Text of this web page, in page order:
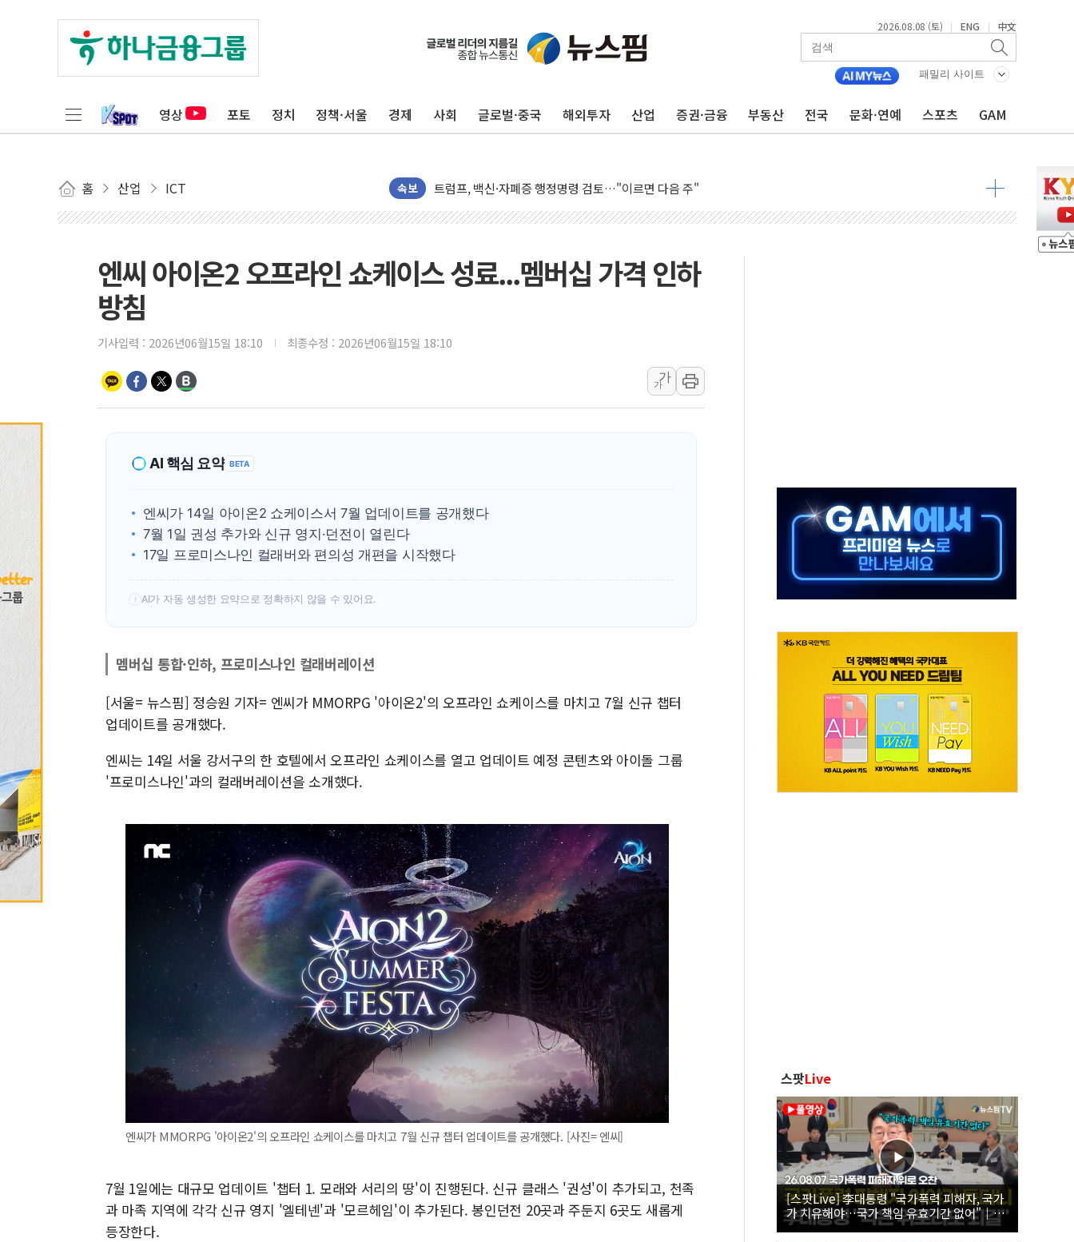
2026.08.08 (토) | ENG | 中文
패밀리 사이트
영상 포토 정치 정책·서울 경제 사회 글로벌·중국 해외투자 산업 증권·금융 부동산 전국 문화·연예 스포츠 GAM
홈 산업 ICT 속보
유럽증시, 美 고용 예상 밖 부진에 연준 금리 인상 가능성 낮아지며 상승… STOXX 600 지수는 나흘 연속 최고치
미 연준 매파 기세 꺾이나…고용 감소에 9월 동결 전망 우세
美 항소법원, 백악관 무도회장 공사 중단 명령…트럼프 제동
이란 핵심 원유 수출항 '하르그섬', 최근 1주일 이상 '올스톱'… 美 해상봉쇄 영향
[AI MY 뉴스] 뉴욕 반도체주 프리뷰...美 고용 쇼크에 반도체주 '활짝'
[사진] 이슬람 수니파 3개국, 공동방위협정 체결
뉴욕증시 개장 전 특징주...아틀라시안·클라우드플레어·태양광주↑ VS 트레이드데스크·웬디스↓
보훈부, 미 DPAA와 MOU… "6·25 미군 실종자 7359명 끝까지 찾겠다"
특정 정치인 측근 포항시 정책특보 내정설...포항시 '시끌'
李 대통령, '6시간 마라톤 부동산 2차 회의' 주재… "전폭적 공급 확대·속도전 총력"
트럼프, 中 겨냥 폴리실리콘 관세 15% 부과…美 태양광주 급등
이란와이어 "이란 최고지도자 위독…곧 사망해도 놀랍지 않아"
엔씨 아이온2 오프라인 쇼케이스 성료...멤버십 가격 인하
방침
기사입력 : 2026년06월15일 18:10 최종수정 : 2026년06월15일 18:10
가
가
AI 핵심 요약 BETA
엔씨가 14일 아이온2 쇼케이스서 7월 업데이트를 공개했다
7월 1일 권성 추가와 신규 영지·던전이 열린다
17일 프로미스나인 컬래버와 편의성 개편을 시작했다
! AI가 자동 생성한 요약으로 정확하지 않을 수 있어요.
멤버십 통합·인하, 프로미스나인 컬래버레이션
[서울= 뉴스핌] 정승원 기자= 엔씨가 MMORPG '아이온2'의 오프라인 쇼케이스를 마치고 7월 신규 챕터
업데이트를 공개했다.
엔씨는 14일 서울 강서구의 한 호텔에서 오프라인 쇼케이스를 열고 업데이트 예정 콘텐츠와 아이돌 그룹
'프로미스나인'과의 컬래버레이션을 소개했다.
엔씨가 MMORPG '아이온2'의 오프라인 쇼케이스를 마치고 7월 신규 챕터 업데이트를 공개했다. [사진= 엔씨]
7월 1일에는 대규모 업데이트 '챕터 1. 모래와 서리의 땅'이 진행된다. 신규 클래스 '권성'이 추가되고, 천족
과 마족 지역에 각각 신규 영지 '엘테넨'과 '모르헤임'이 추가된다. 봉인던전 20곳과 주둔지 6곳도 새롭게
등장한다.
스팟Live
[스팟Live] 李대통령 "국가폭력 피해자, 국가
가 치유해야…국가 책임 유효기간 없어"｜
26.08.07 국가폭력 피해자 위로 오찬